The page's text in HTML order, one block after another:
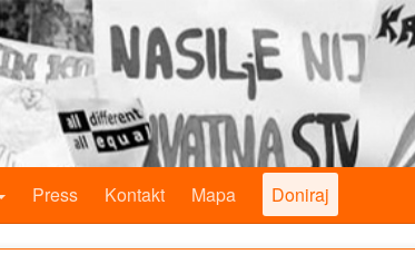
Press Kontakt Mapa Doniraj